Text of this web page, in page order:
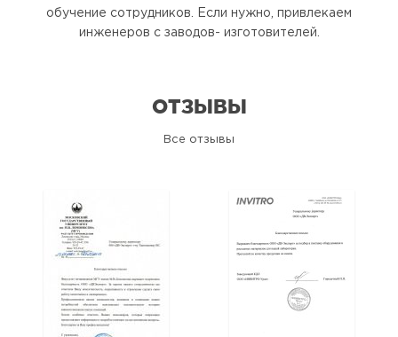
обучение сотрудников. Если нужно, привлекаем
инженеров с заводов- изготовителей.
ОТЗЫВЫ
Все отзывы